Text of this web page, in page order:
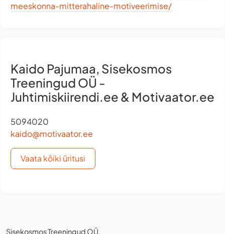
meeskonna-mitterahaline-motiveerimise/
Kaido Pajumaa, Sisekosmos
Treeningud OÜ -
Juhtimiskiirendi.ee & Motivaator.ee
5094020
kaido@motivaator.ee
Vaata kõiki üritusi
Sisekosmos Treeningud OÜ